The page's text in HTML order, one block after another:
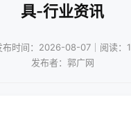
具-行业资讯
布时间：2026-08-07｜阅读：1
发布者：郭广网